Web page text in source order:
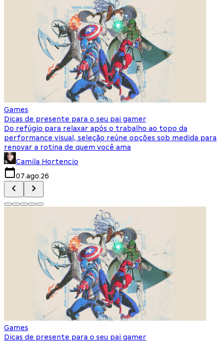
Games
Dicas de presente para o seu pai gamer
Do refúgio para relaxar após o trabalho ao topo da
performance visual, seleção reúne opções sob medida para
renovar a rotina de quem você ama
Camila Hortencio
07.ago.26
Games
Dicas de presente para o seu pai gamer